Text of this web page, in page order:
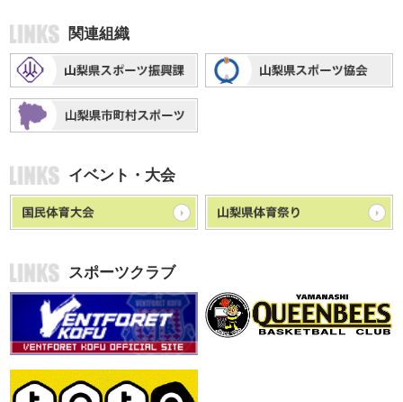
関連組織
イベント・大会
スポーツクラブ